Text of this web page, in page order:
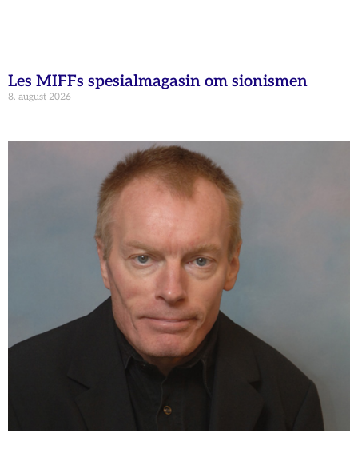
Les MIFFs spesialmagasin om sionismen
8. august 2026